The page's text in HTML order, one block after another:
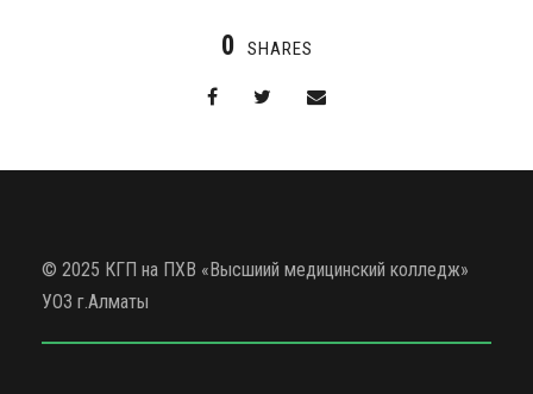
0 SHARES
© 2025 КГП на ПХВ «Высшиий медицинский колледж»
УОЗ г.Алматы